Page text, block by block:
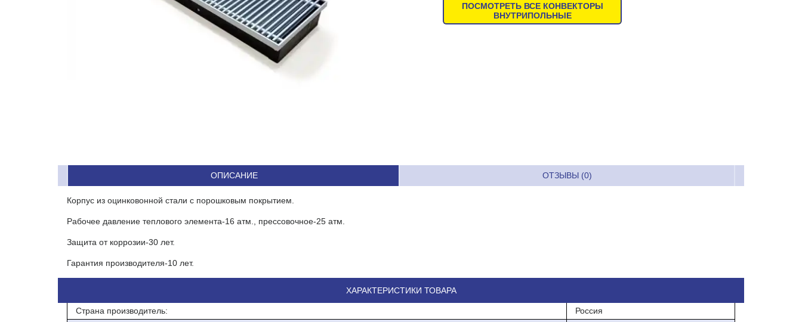
ПОСМОТРЕТЬ ВСЕ КОНВЕКТОРЫ
ВНУТРИПОЛЬНЫЕ
ОПИСАНИЕ ОТЗЫВЫ (0)
Корпус из оцинковонной стали с порошковым покрытием.
Рабочее давление теплового элемента-16 атм., прессовочное-25 атм.
Защита от коррозии-30 лет.
Гарантия производителя-10 лет.
ХАРАКТЕРИСТИКИ ТОВАРА
Страна производитель:
Россия